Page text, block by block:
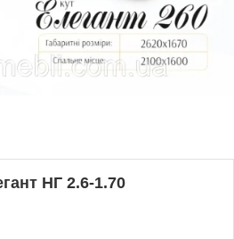
НГ 2.6-1.70